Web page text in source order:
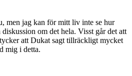
men jag kan för mitt liv inte se hur
om det hela. Visst går det att
att Dukat sagt tillräckligt mycket
mig i detta.